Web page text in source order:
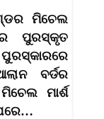
ମିଚେଲ
ପୁରସ୍କୃତ
ବର୍ଡର
ମାର୍ଶ